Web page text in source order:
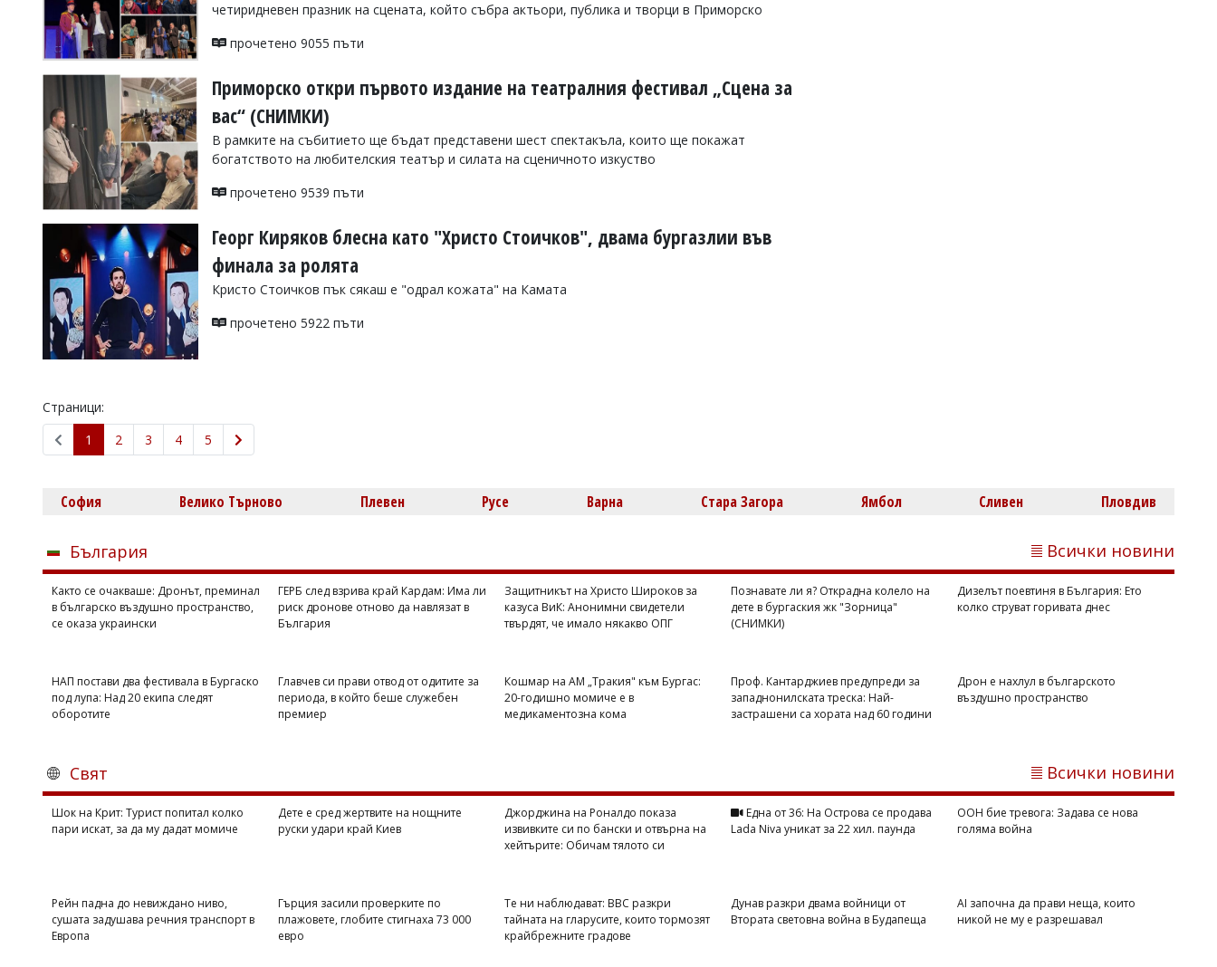
четиридневен празник на сцената, който събра актьори, публика и творци в Приморско
прочетено 9055 пъти
Приморско откри първото издание на театралния фестивал „Сцена за
вас“ (СНИМКИ)
В рамките на събитието ще бъдат представени шест спектакъла, които ще покажат
богатството на любителския театър и силата на сценичното изкуство
прочетено 9539 пъти
Георг Киряков блесна като "Христо Стоичков", двама бургазлии във
финала за ролята
Кристо Стоичков пък сякаш е "одрал кожата" на Камата
прочетено 5922 пъти
Страници:
1
2 3 4 5
Светлозария КИДЕРОВА
София Велико Търново Плевен Русе Варна Стара Загора Ямбол Сливен Пловдив
България Всички новини
Както се очакваше: Дронът, преминал
в българско въздушно пространство,
се оказа украински
ГЕРБ след взрива край Кардам: Има ли
риск дронове отново да навлязат в
България
Защитникът на Христо Широков за
казуса ВиК: Анонимни свидетели
твърдят, че имало някакво ОПГ
Познавате ли я? Открадна колело на
дете в бургаския жк "Зорница"
(СНИМКИ)
Дизелът поевтиня в България: Ето
колко струват горивата днес
НАП постави два фестивала в Бургаско
под лупа: Над 20 екипа следят
оборотите
Главчев си прави отвод от одитите за
периода, в който беше служебен
премиер
Кошмар на АМ „Тракия" към Бургас:
20-годишно момиче е в
медикаментозна кома
Проф. Кантарджиев предупреди за
западнонилската треска: Най-
застрашени са хората над 60 години
Дрон е нахлул в българското
въздушно пространство
Свят Всички новини
Шок на Крит: Турист попитал колко
пари искат, за да му дадат момиче
Дете е сред жертвите на нощните
руски удари край Киев
Джорджина на Роналдо показа
извивките си по бански и отвърна на
хейтърите: Обичам тялото си
Една от 36: На Острова се продава
Lada Niva уникат за 22 хил. паунда
ООН бие тревога: Задава се нова
голяма война
Рейн падна до невиждано ниво,
сушата задушава речния транспорт в
Европа
Гърция засили проверките по
плажовете, глобите стигнаха 73 000
евро
Те ни наблюдават: BBC разкри
тайната на гларусите, които тормозят
крайбрежните градове
Дунав разкри двама войници от
Втората световна война в Будапеща
AI започна да прави неща, които
никой не му е разрешавал